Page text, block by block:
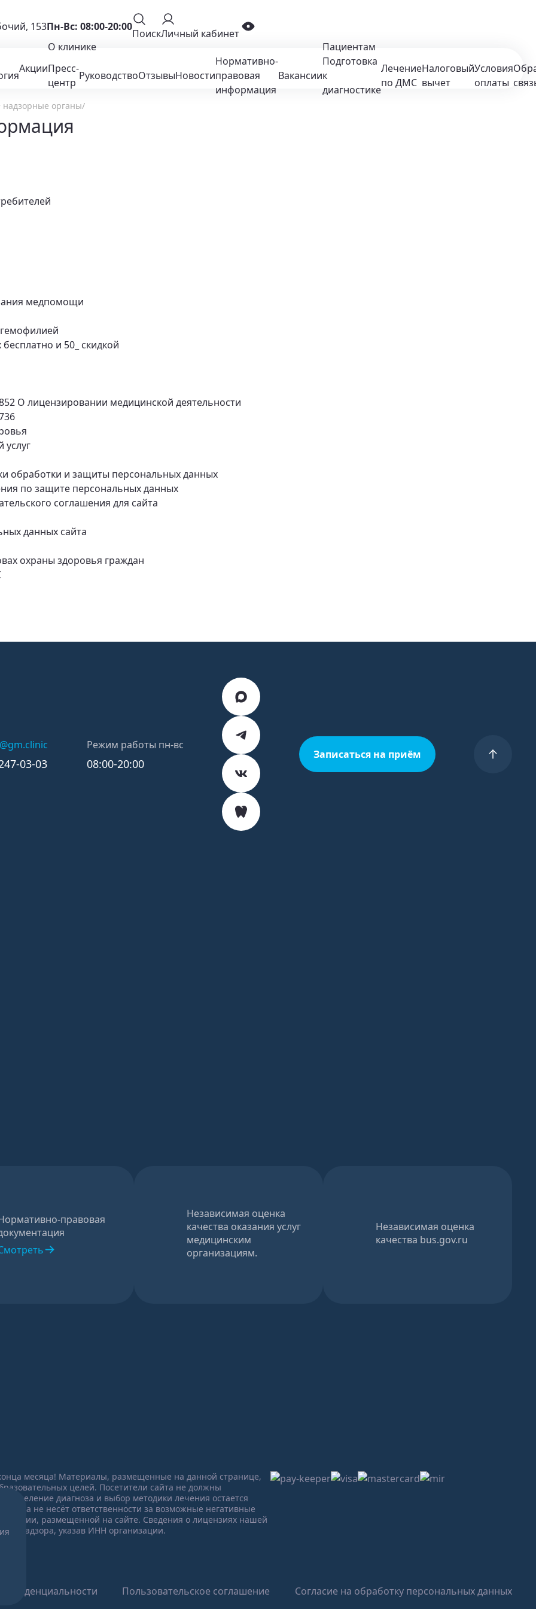
153Пн-Вс: 08:00-20:00
ПоискЛичный кабинет
Акции
О клинике
Пресс-
центр
РуководствоОтзывыНовости
Нормативно-
правовая
информация
Вакансии
Пациентам
Подготовка
к
диагностике
Лечение
по ДМС
Налоговый
вычет
Условия
оплаты
органы
медпомощи
и 50_ скидкой
О лицензировании медицинской деятельности
услуг
обработки и защиты персональных данных
по защите персональных данных
соглашения для сайта
данных сайта
охраны здоровья граждан
03-03
Режим работы пн-вс
08:00-20:00
Записаться на приём
правовая
Независимая оценка
качества оказания услуг
медицинским
организациям.
Независимая оценка
качества bus.gov.ru
месяца! Материалы, размещенные на данной странице,
целей. Посетители сайта не должны
диагноза и выбор методики лечения остается
не несёт ответственности за возможные негативные
размещенной на сайте. Сведения о лицензиях нашей
указав ИНН организации.
Пользовательское соглашение Согласие на обработку персональных данных